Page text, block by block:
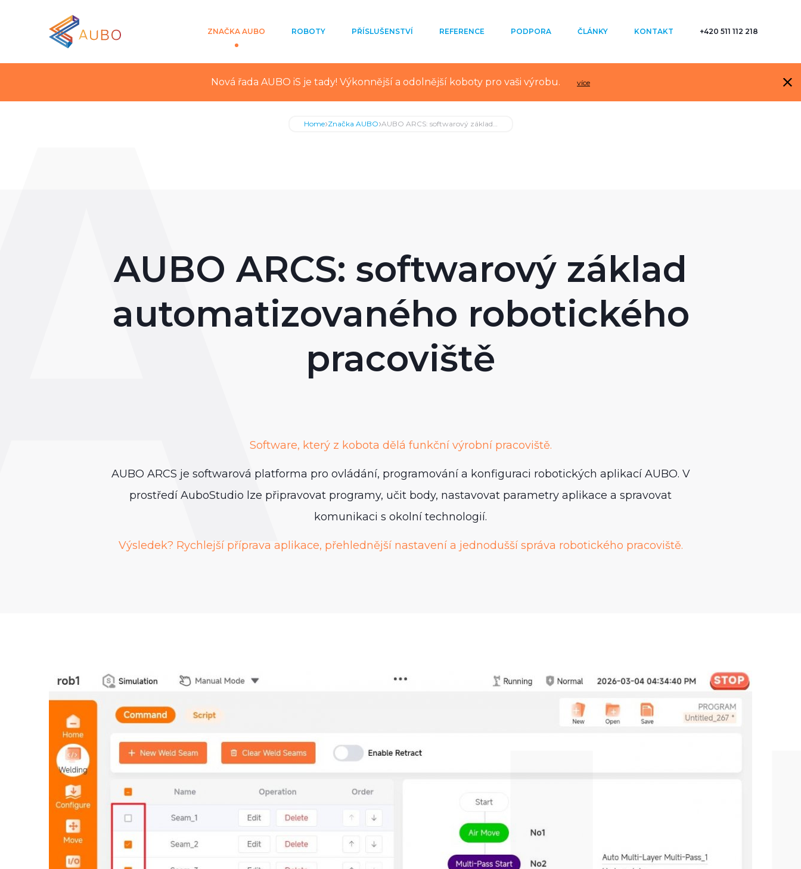
ZNAČKA AUBO ROBOTY PŘÍSLUŠENSTVÍ REFERENCE PODPORA ČLÁNKY KONTAKT +420 511 112 218
Nová řada AUBO iS je tady! Výkonnější a odolnější koboty pro vaši výrobu. více
Home›Značka AUBO›AUBO ARCS: softwarový základ…
AUBO ARCS: softwarový základ
automatizovaného robotického
pracoviště
Software, který z kobota dělá funkční výrobní pracoviště.
AUBO ARCS je softwarová platforma pro ovládání, programování a konfiguraci robotických aplikací AUBO. V
prostředí AuboStudio lze připravovat programy, učit body, nastavovat parametry aplikace a spravovat
komunikaci s okolní technologií.
Výsledek? Rychlejší příprava aplikace, přehlednější nastavení a jednodušší správa robotického pracoviště.